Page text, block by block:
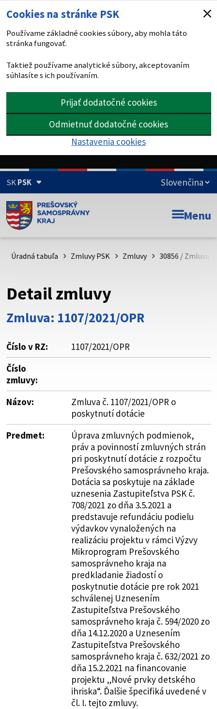
Cookies na stránke PSK
Používame základné cookies súbory, aby mohla táto
stránka fungovať.
Taktiež používame analytické súbory, akceptovaním
súhlasíte s ich používaním.
Prijať dodatočné cookies
Odmietnuť dodatočné cookies
Nastavenia cookies
SKPSK
Doména psk.sk je oficiálna
Toto je oficiálna webová stránka Prešovského
psk.sk.
Buďte pozorní a vždy sa uistite, že zdieľate informácie iba
cez zabezpečenú webovú stránku. Zabezpečená stránka
vždy začína https:// pred názvom domény webového sídla.
Menu
Úradná tabuľa Zmluvy PSK Zmluvy 30856 / Zmluva
Detail zmluvy
Zmluva: 1107/2021/OPR
Číslo v RZ:
1107/2021/OPR
Číslo
zmluvy:
Názov:
Zmluva č. 1107/2021/OPR o
poskytnutí dotácie
Predmet:
Úprava zmluvných podmienok,
práv a povinností zmluvných strán
pri poskytnutí dotácie z rozpočtu
Prešovského samosprávneho kraja.
Dotácia sa poskytuje na základe
uznesenia Zastupiteľstva PSK č.
708/2021 zo dňa 3.5.2021 a
predstavuje refundáciu podielu
výdavkov vynaložených na
realizáciu projektu v rámci Výzvy
Mikroprogram Prešovského
samosprávneho kraja na
predkladanie žiadostí o
poskytnutie dotácie pre rok 2021
schválenej Uznesením
Zastupiteľstva Prešovského
samosprávneho kraja č. 594/2020 zo
dňa 14.12.2020 a Uznesením
Zastupiteľstva Prešovského
samosprávneho kraja č. 632/2021 zo
dňa 15.2.2021 na financovanie
projektu „Nové prvky detského
ihriska“. Ďalšie špecifiká uvedené v
čl. I. tejto zmluvy.